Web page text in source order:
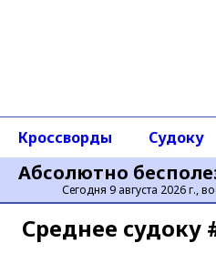
Абсолютно
Сегодня 9 августа 2026 г.,
Кроссворды Судоку
Среднее cудоку